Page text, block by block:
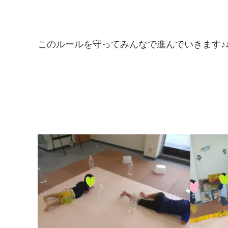
このルールを守ってみんなで進んでいきます